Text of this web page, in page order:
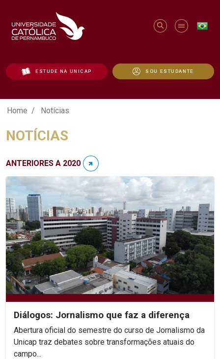
ESTUDE NA UNICAP SOU ESTUDANTE
Notícias - Unicap
Home Notícias
NOTÍCIAS
ANTERIORES A 2020
Diálogos: Jornalismo que faz a diferença
Abertura oficial do semestre do curso de Jornalismo da
Unicap traz debates sobre transformações atuais do
campo...